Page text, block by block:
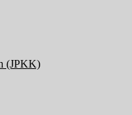
(JPKK)